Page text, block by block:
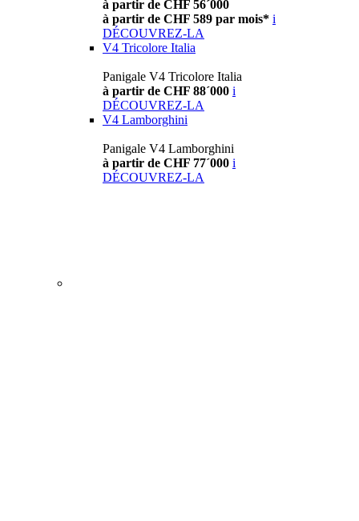
à partir de CHF 56´000
à partir de CHF 589 par mois* i
DÉCOUVREZ-LA
V4 Tricolore Italia
Panigale V4 Tricolore Italia
à partir de CHF 88´000 i
DÉCOUVREZ-LA
V4 Lamborghini
Panigale V4 Lamborghini
à partir de CHF 77´000 i
DÉCOUVREZ-LA